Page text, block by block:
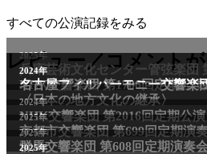
すべての公演記録をみる
レビュー／コメント
2025年
兵庫芸術文化センター管弦楽団
2011年
NHK交響楽団 第1706回定期公
2024年
名古屋フィルハーモニー交響楽
〈日本の地方文化の継承〉
2024年
NHK交響楽団 第2016回定期公
2025年
京都市交響楽団 第699回定期演
2025年
群馬交響楽団 第608回定期演奏
2025年